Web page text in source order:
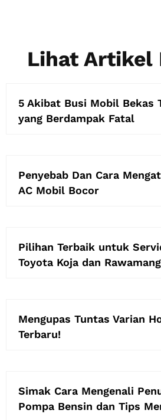
Lihat Artikel
5 Akibat Busi Mobil Bekas
yang Berdampak Fatal
Penyebab Dan Cara
AC Mobil Bocor
Pilihan Terbaik untuk
Toyota Koja dan
Mengupas Tuntas Varian
Terbaru!
Simak Cara Mengenali
Pompa Bensin dan Tips